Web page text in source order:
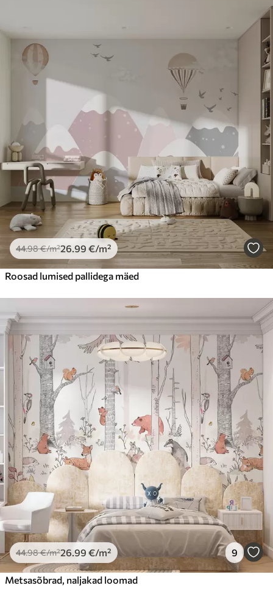
44.98€/m²26.99 €/m²
Roosad lumised pallidega mäed
44.98€/m²26.99 €/m² 9
Metsasõbrad, naljakad loomad